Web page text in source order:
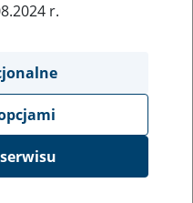
eZUS
r.